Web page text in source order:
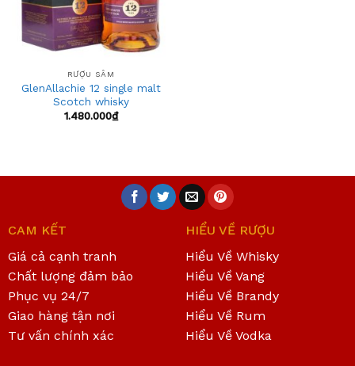
RƯỢU SÂM
GlenAllachie 12 single malt
Scotch whisky
1.480.000₫
CAM KẾT
Giá cả cạnh tranh
Chất lượng đảm bảo
Phục vụ 24/7
Giao hàng tận nơi
Tư vấn chính xác
HIỂU VỀ RƯỢU
Hiểu Về Whisky
Hiểu Về Vang
Hiểu Về Brandy
Hiểu Về Rum
Hiểu Về Vodka